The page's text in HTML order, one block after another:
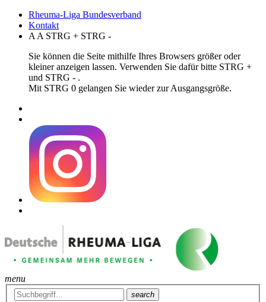
Rheuma-Liga Bundesverband
Kontakt
A A STRG + STRG -
Sie können die Seite mithilfe Ihres Browsers größer oder
kleiner anzeigen lassen. Verwenden Sie dafür bitte STRG +
und STRG - .
Mit STRG 0 gelangen Sie wieder zur Ausgangsgröße.
menu
search